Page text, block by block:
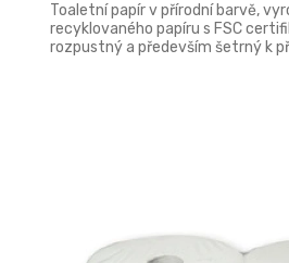
Toaletní papír v přírodní barvě,
recyklovaného papíru s FSC
rozpustný a především šetrný k